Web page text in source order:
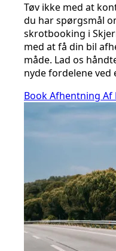
Tøv ikke med at
du har spørgsmål
skrotbooking i
med at få din bil
måde. Lad os
nyde fordelene ved
Book Afhentning Af